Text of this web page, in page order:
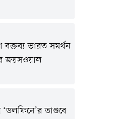
বক্তব্য ভারত সমর্থন
জয়সওয়াল
তাণ্ডবে